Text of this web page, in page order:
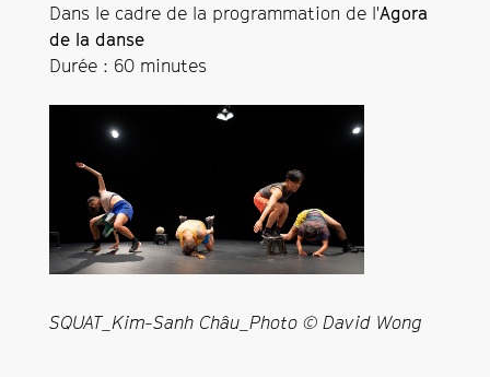
Dans le cadre de la programmation de l'Agora
de la danse
Durée : 60 minutes
SQUAT_Kim-Sanh Châu_Photo © David Wong